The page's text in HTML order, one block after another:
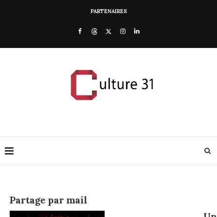
PARTENAIRES
Partage par mail